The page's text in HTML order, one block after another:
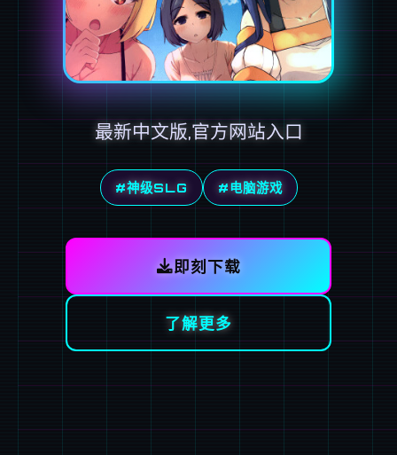
最新中文版,官方网站入口
#神级SLG #电脑游戏
即刻下载
了解更多